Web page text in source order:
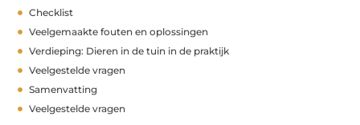
Checklist
Veelgemaakte fouten en oplossingen
Verdieping: Dieren in de tuin in de praktijk
Veelgestelde vragen
Samenvatting
Veelgestelde vragen